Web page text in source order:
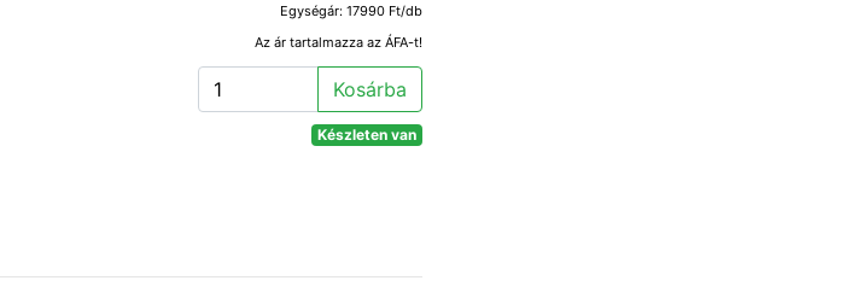
Egységár: 17990 Ft/db
Az ár tartalmazza az ÁFA-t!
Kosárba
Készleten van